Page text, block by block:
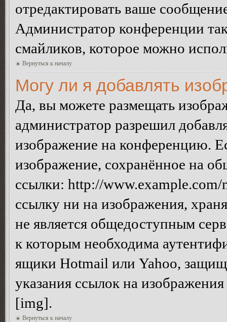
отредактировать ваше
Администратор конференции
смайликов, которое можно
Вернуться к началу
Могу ли я добавлять
Да, вы можете размещать
администратор разрешил
изображение на конференцию.
изображение, сохранённое на
ссылки: http://
ссылку ни на изображения,
не является общедоступным
к которым необходима
ящики Hotmail или Yahoo,
указания ссылок на
[img].
Вернуться к началу